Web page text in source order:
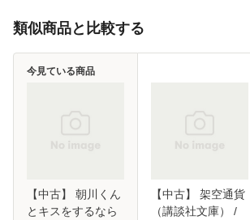
類似商品と比較する
【中古】 朝川くん
とキスをするなら
今見ている商品
【中古】 架空通貨
（講談社文庫） /